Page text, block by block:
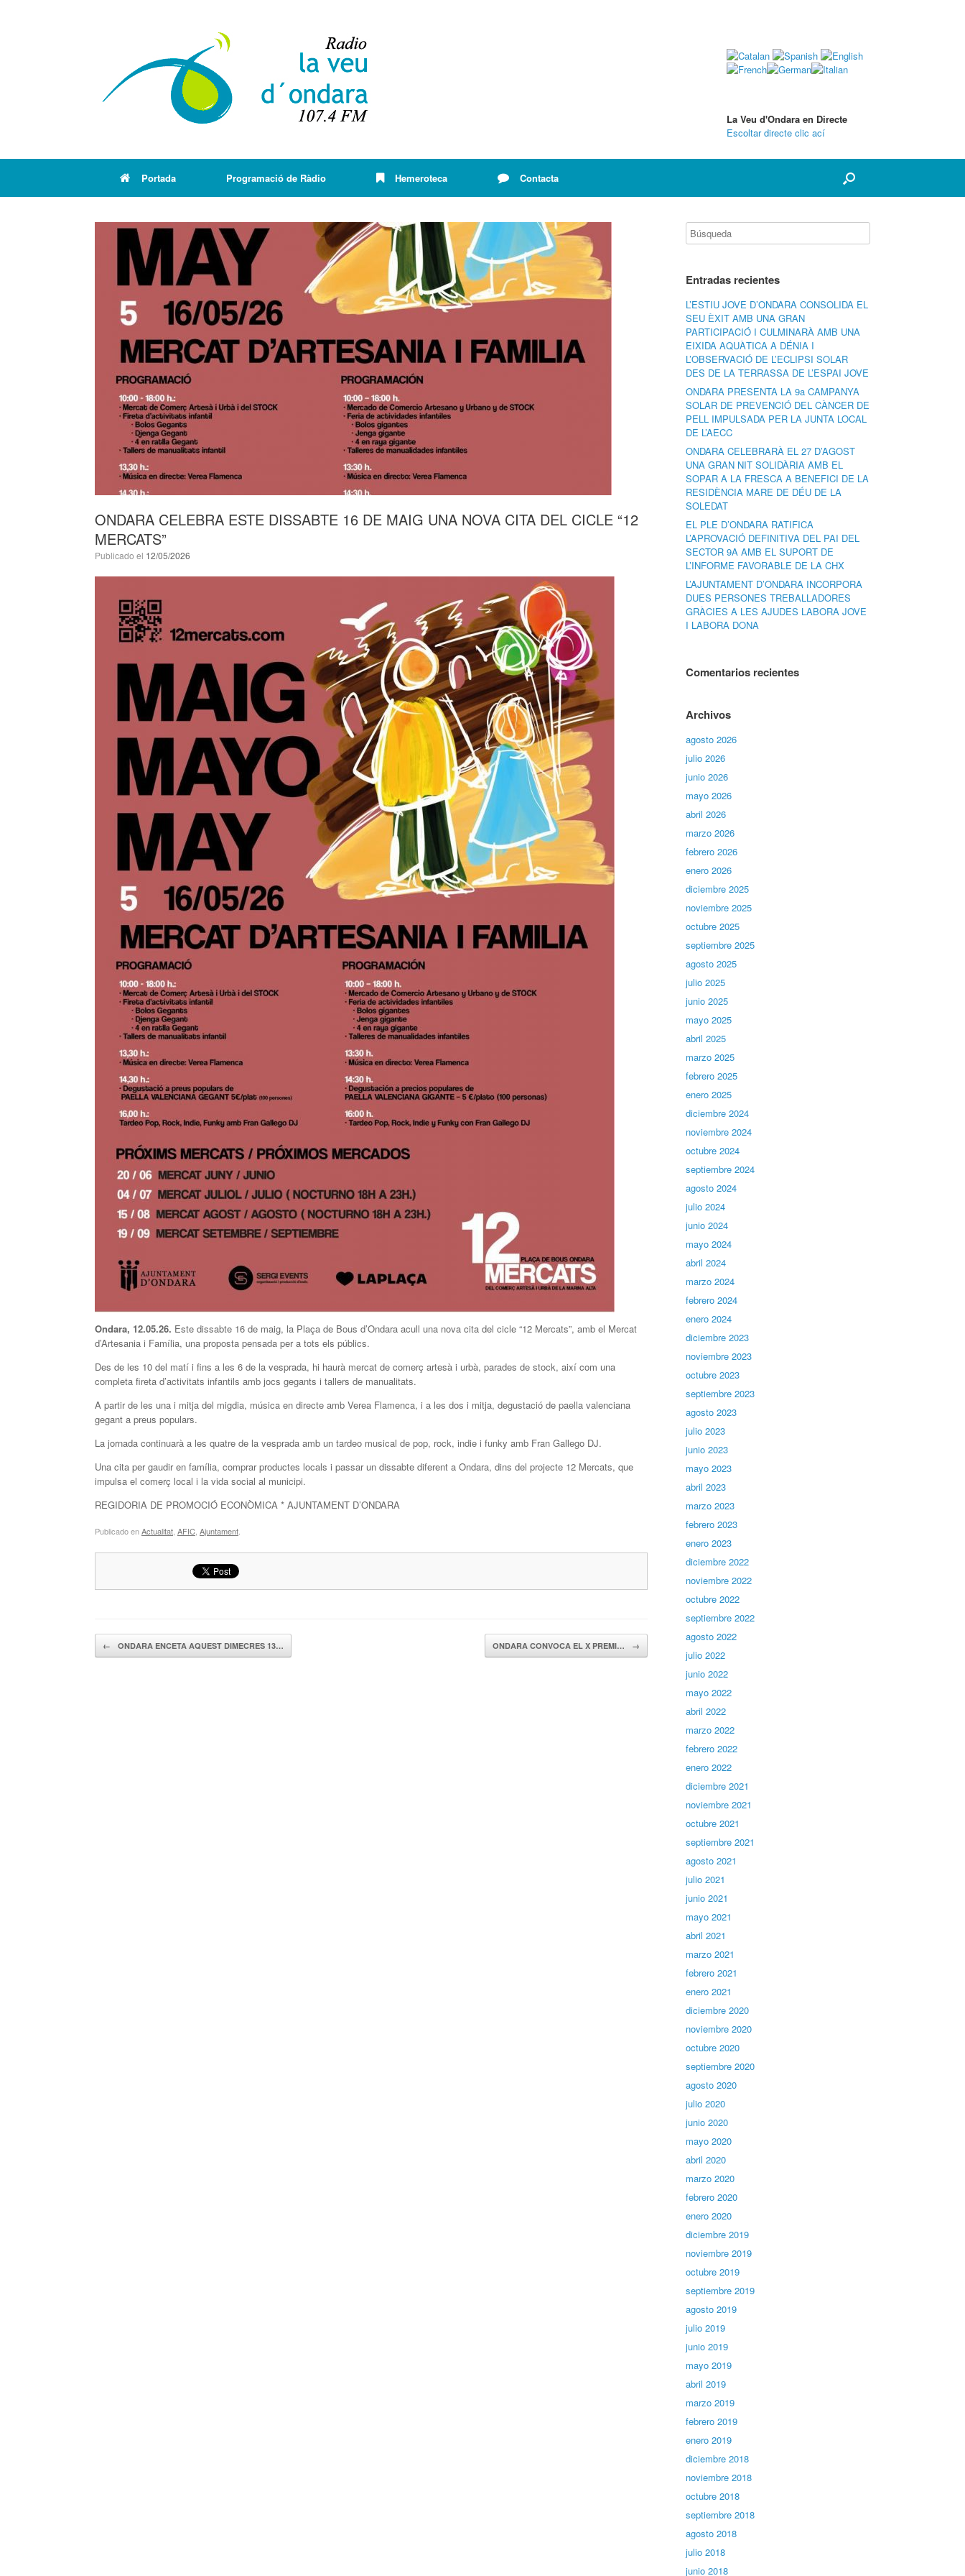
La Veu d'Ondara en Directe
Escoltar directe clic ací
Portada Programació de Ràdio Hemeroteca Contacta
ONDARA CELEBRA ESTE DISSABTE 16 DE MAIG UNA NOVA CITA DEL CICLE “12
MERCATS”
Publicado el 12/05/2026
Ondara, 12.05.26. Este dissabte 16 de maig, la Plaça de Bous d’Ondara acull una nova cita del cicle “12 Mercats”, amb el Mercat
d’Artesania i Família, una proposta pensada per a tots els públics.
Des de les 10 del matí i fins a les 6 de la vesprada, hi haurà mercat de comerç artesà i urbà, parades de stock, així com una
completa fireta d’activitats infantils amb jocs gegants i tallers de manualitats.
A partir de les una i mitja del migdia, música en directe amb Verea Flamenca, i a les dos i mitja, degustació de paella valenciana
gegant a preus populars.
La jornada continuarà a les quatre de la vesprada amb un tardeo musical de pop, rock, indie i funky amb Fran Gallego DJ.
Una cita per gaudir en família, comprar productes locals i passar un dissabte diferent a Ondara, dins del projecte 12 Mercats, que
impulsa el comerç local i la vida social al municipi.
REGIDORIA DE PROMOCIÓ ECONÒMICA * AJUNTAMENT D’ONDARA
Publicado enActualitat AFIC Ajuntament
Navegador de artículos
← ONDARA ENCETA AQUEST DIMECRES 13… ONDARA CONVOCA EL X PREMI… →
Entradas recientes
L’ESTIU JOVE D’ONDARA CONSOLIDA EL
SEU ÈXIT AMB UNA GRAN
PARTICIPACIÓ I CULMINARÀ AMB UNA
EIXIDA AQUÀTICA A DÉNIA I
L’OBSERVACIÓ DE L’ECLIPSI SOLAR
DES DE LA TERRASSA DE L’ESPAI JOVE
ONDARA PRESENTA LA 9a CAMPANYA
SOLAR DE PREVENCIÓ DEL CÀNCER DE
PELL IMPULSADA PER LA JUNTA LOCAL
DE L’AECC
ONDARA CELEBRARÀ EL 27 D’AGOST
UNA GRAN NIT SOLIDÀRIA AMB EL
SOPAR A LA FRESCA A BENEFICI DE LA
RESIDÈNCIA MARE DE DÉU DE LA
SOLEDAT
EL PLE D’ONDARA RATIFICA
L’APROVACIÓ DEFINITIVA DEL PAI DEL
SECTOR 9A AMB EL SUPORT DE
L’INFORME FAVORABLE DE LA CHX
L’AJUNTAMENT D’ONDARA INCORPORA
DUES PERSONES TREBALLADORES
GRÀCIES A LES AJUDES LABORA JOVE
I LABORA DONA
Comentarios recientes
Archivos
agosto 2026
julio 2026
junio 2026
mayo 2026
abril 2026
marzo 2026
febrero 2026
enero 2026
diciembre 2025
noviembre 2025
octubre 2025
septiembre 2025
agosto 2025
julio 2025
junio 2025
mayo 2025
abril 2025
marzo 2025
febrero 2025
enero 2025
diciembre 2024
noviembre 2024
octubre 2024
septiembre 2024
agosto 2024
julio 2024
junio 2024
mayo 2024
abril 2024
marzo 2024
febrero 2024
enero 2024
diciembre 2023
noviembre 2023
octubre 2023
septiembre 2023
agosto 2023
julio 2023
junio 2023
mayo 2023
abril 2023
marzo 2023
febrero 2023
enero 2023
diciembre 2022
noviembre 2022
octubre 2022
septiembre 2022
agosto 2022
julio 2022
junio 2022
mayo 2022
abril 2022
marzo 2022
febrero 2022
enero 2022
diciembre 2021
noviembre 2021
octubre 2021
septiembre 2021
agosto 2021
julio 2021
junio 2021
mayo 2021
abril 2021
marzo 2021
febrero 2021
enero 2021
diciembre 2020
noviembre 2020
octubre 2020
septiembre 2020
agosto 2020
julio 2020
junio 2020
mayo 2020
abril 2020
marzo 2020
febrero 2020
enero 2020
diciembre 2019
noviembre 2019
octubre 2019
septiembre 2019
agosto 2019
julio 2019
junio 2019
mayo 2019
abril 2019
marzo 2019
febrero 2019
enero 2019
diciembre 2018
noviembre 2018
octubre 2018
septiembre 2018
agosto 2018
julio 2018
junio 2018